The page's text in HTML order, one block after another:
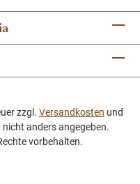
zzgl. Versandkosten und
anders angegeben.
vorbehalten.